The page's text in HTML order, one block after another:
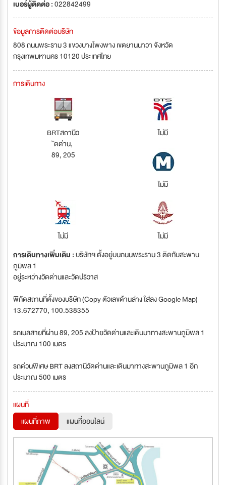
เบอร์ผู้ติดต่อ :022842499
ข้อมูลการติดต่อบริษัท
808 ถนนพระราม 3 แขวงบางโพงพาง เขตยานนาวา จังหวัด
กรุงเทพมหานคร 10120 ประเทศไทย
การเดินทาง
BRTสถานีว
ัดด่าน,
89, 205
ไม่มี
ไม่มี
ไม่มี
ไม่มี
การเดินทางเพิ่มเติม :บริษัทฯ ตั้งอยู่บนถนนพระราม 3 ติดกับสะพาน
ภูมิพล 1
อยู่ระหว่างวัดด่านและวัดปริวาส
พิกัดสถานที่ตั้งของบริษัท (Copy ตัวเลขด้านล่าง ใส่ลง Google Map)
13.672770, 100.538355
รถเมลสายที่ผ่าน 89, 205 ลงป้ายวัดด่านและเดินมาทางสะพานภูมิพล 1
ประมาณ 100 เมตร
รถด่วนพิเศษ BRT ลงสถานีวัดด่านและเดินมาทางสะพานภูมิพล 1 อีก
ประมาณ 500 เมตร
แผนที่
แผนที่ภาพ
แผนที่ออนไลน์